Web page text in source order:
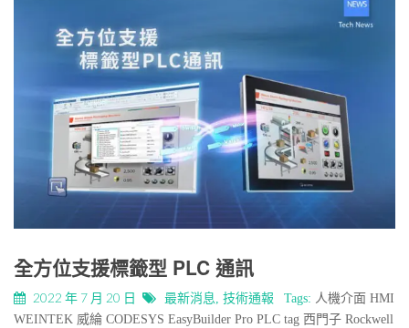
全方位支援標籤型 PLC 通訊
2022 年 7 月 20 日 最新消息, 技術通報 Tags: 人機介面 HMI
WEINTEK 威綸 CODESYS EasyBuilder Pro PLC tag 西門子 Rockwell